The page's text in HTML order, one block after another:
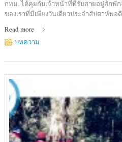
กทม. ได้คุยกับเจ้าหน้าที่ที่รับสายอยู่สักพั
ของเราที่มีเพียงวันเดียวประจำสัปดาห์พอ
Read more
บทความ